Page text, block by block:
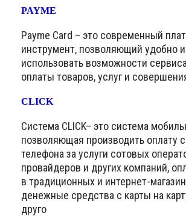
PAYME
Payme Card – это современный
инструмент, позволяющий удобно
использовать возможности
оплаты товаров, услуг и
CLICK
Система CLICK– это система
позволяющая производить оплату
телефона за услуги сотовых
провайдеров и других компаний,
в традиционных и интернет-
денежные средства с карты на
друго